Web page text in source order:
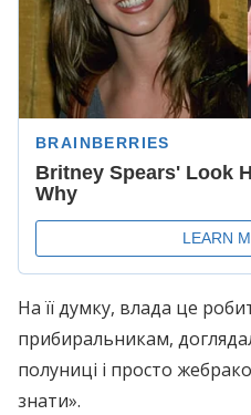
На її думку, влада це
прибиральникам,
полуниці і просто
знати».